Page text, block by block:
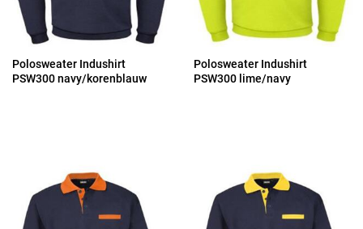
Polosweater Indushirt
PSW300 navy/korenblauw
Polosweater Indushirt
PSW300 lime/navy